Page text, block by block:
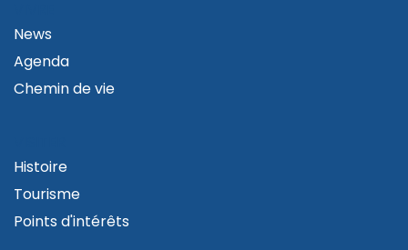
News
Agenda
Chemin de vie
Histoire
Tourisme
Points d'intérêts